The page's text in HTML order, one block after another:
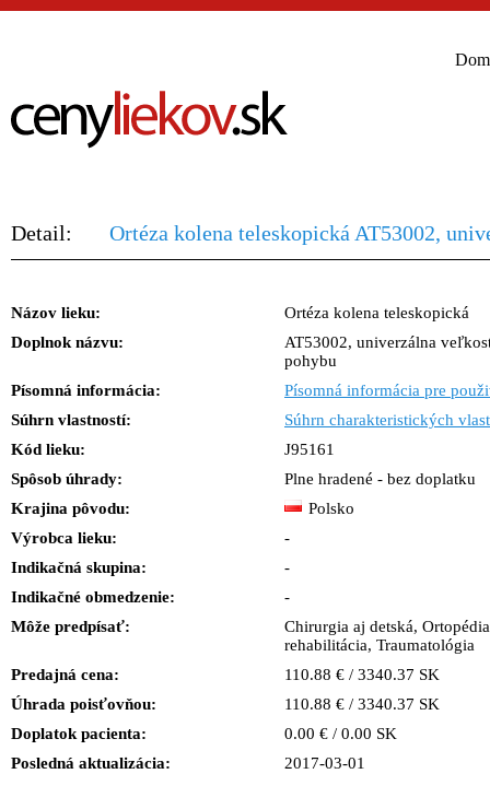
Detail: Ortéza kolena teleskopická AT53002,
Názov lieku:
Ortéza kolena teleskopická
Doplnok názvu:
AT53002, univerzálna
pohybu
Písomná informácia:
Písomná informácia pre
Súhrn vlastností:
Súhrn charakteristických
Kód lieku:
J95161
Spôsob úhrady:
Plne hradené - bez doplatku
Krajina pôvodu:
Polsko
Výrobca lieku:
-
Indikačná skupina:
-
Indikačné obmedzenie:
-
Môže predpísať:
Chirurgia aj detská,
rehabilitácia, Traumatológia
Predajná cena:
110.88 € / 3340.37 SK
Úhrada poisťovňou:
110.88 € / 3340.37 SK
Doplatok pacienta:
0.00 € / 0.00 SK
Posledná aktualizácia:
2017-03-01